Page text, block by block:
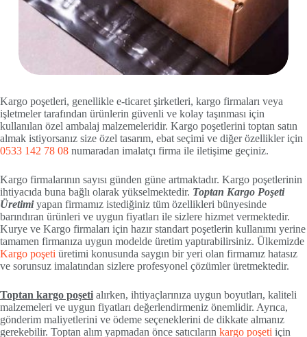
Kargo poşetleri, genellikle e-ticaret şirketleri, kargo firmaları veya
işletmeler tarafından ürünlerin güvenli ve kolay taşınması için
kullanılan özel ambalaj malzemeleridir. Kargo poşetlerini toptan satın
almak istiyorsanız size özel tasarım, ebat seçimi ve diğer özellikler için
0533 142 78 08 numaradan imalatçı firma ile iletişime geçiniz.
Kargo firmalarının sayısı günden güne artmaktadır. Kargo poşetlerinin
ihtiyacıda buna bağlı olarak yükselmektedir. Toptan Kargo Poşeti
Üretimiyapan firmamız istediğiniz tüm özellikleri bünyesinde
barındıran ürünleri ve uygun fiyatları ile sizlere hizmet vermektedir.
Kurye ve Kargo firmaları için hazır standart poşetlerin kullanımı yerine
tamamen firmanıza uygun modelde üretim yaptırabilirsiniz. Ülkemizde
Kargo poşeti üretimi konusunda saygın bir yeri olan firmamız hatasız
ve sorunsuz imalatından sizlere profesyonel çözümler üretmektedir.
Toptan kargo poşeti alırken, ihtiyaçlarınıza uygun boyutları, kaliteli
malzemeleri ve uygun fiyatları değerlendirmeniz önemlidir. Ayrıca,
gönderim maliyetlerini ve ödeme seçeneklerini de dikkate almanız
gerekebilir. Toptan alım yapmadan önce satıcıların kargo poşeti için